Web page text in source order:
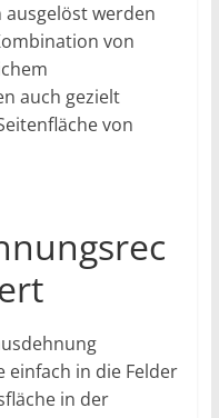
werden
von
auch gezielt
von
einfach in die Felder
in der